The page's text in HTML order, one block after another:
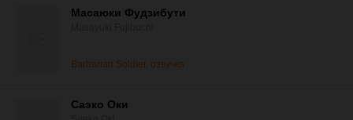
Масаюки Фудзибути
Barbarian Soldier, озвучка
Саэко Оки